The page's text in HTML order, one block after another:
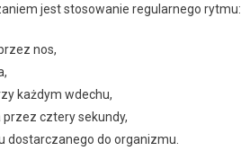
jest stosowanie regularnego rytmu:
nos,
każdym wdechu,
cztery sekundy,
dostarczanego do organizmu.